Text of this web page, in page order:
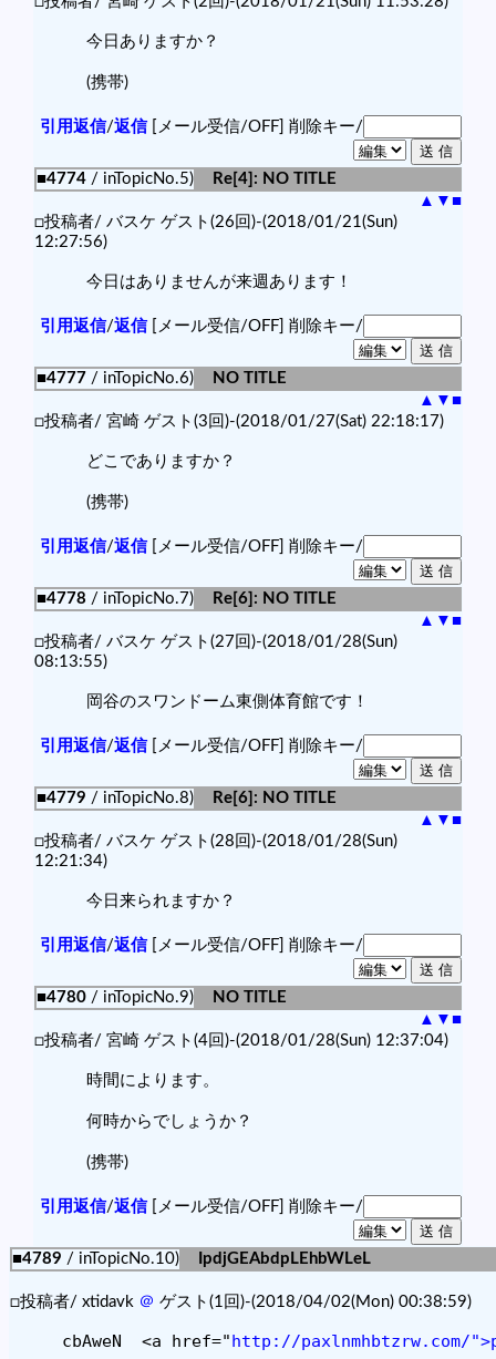
今日ありますか？
(携帯)
引用返信/返信[メール受信/OFF] 削除キー/
■4774 / inTopicNo.5)
Re[4]: NO TITLE
▲ ▼ ■
□投稿者/ バスケ ゲスト(26回)-(2018/01/21(Sun)
12:27:56)
今日はありませんが来週あります！
引用返信/返信[メール受信/OFF] 削除キー/
■4777 / inTopicNo.6)
NO TITLE
▲ ▼ ■
□投稿者/ 宮崎 ゲスト(3回)-(2018/01/27(Sat) 22:18:17)
どこでありますか？
(携帯)
引用返信/返信[メール受信/OFF] 削除キー/
■4778 / inTopicNo.7)
Re[6]: NO TITLE
▲ ▼ ■
□投稿者/ バスケ ゲスト(27回)-(2018/01/28(Sun)
08:13:55)
岡谷のスワンドーム東側体育館です！
引用返信/返信[メール受信/OFF] 削除キー/
■4779 / inTopicNo.8)
Re[6]: NO TITLE
▲ ▼ ■
□投稿者/ バスケ ゲスト(28回)-(2018/01/28(Sun)
12:21:34)
今日来られますか？
引用返信/返信[メール受信/OFF] 削除キー/
■4780 / inTopicNo.9)
NO TITLE
▲ ▼ ■
□投稿者/ 宮崎 ゲスト(4回)-(2018/01/28(Sun) 12:37:04)
時間によります。
何時からでしょうか？
(携帯)
引用返信/返信[メール受信/OFF] 削除キー/
■4789 / inTopicNo.10) IpdjGEAbdpLEhbWLeL
□投稿者/ xtidavk ＠ ゲスト(1回)-(2018/04/02(Mon) 00:38:59)
cbAweN  <a href="http://paxlnmhbtzrw.com/